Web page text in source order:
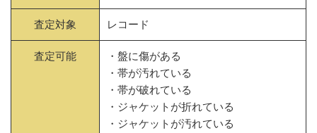
査定対象 レコード
査定可能
・盤に傷がある
・帯が汚れている
・帯が破れている
・ジャケットが折れている
・ジャケットが汚れている